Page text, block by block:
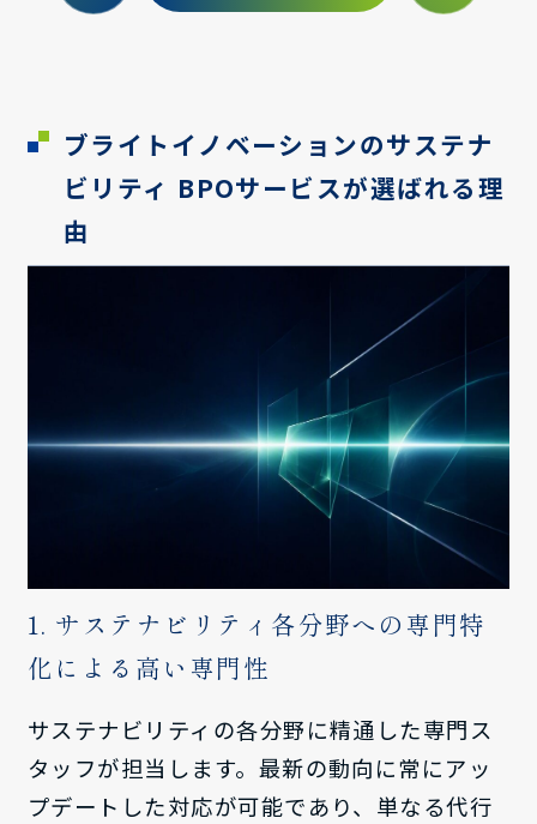
ブライトイノベーションのサステナ
ビリティ BPOサービスが選ばれる理
由
1. サステナビリティ各分野への専門特
化による高い専門性
サステナビリティの各分野に精通した専門ス
タッフが担当します。最新の動向に常にアッ
プデートした対応が可能であり、単なる代行